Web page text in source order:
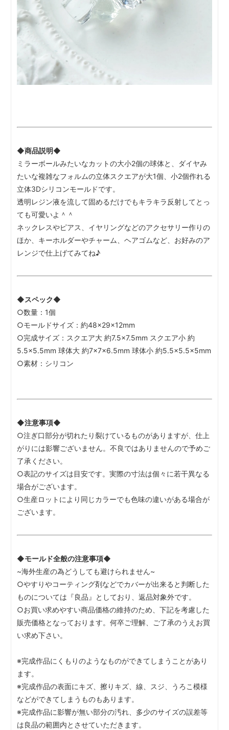
◆商品説明◆
ミラーボールみたいなカットの大小2個の球体と、ダイヤみ
たいな複雑なフォルムの立体スクエアが大1個、小2個作れる
立体3Dシリコンモールドです。
透明レジン液を流して固めるだけでもキラキラ反射してとっ
ても可愛いよ＾＾
ネックレスやピアス、イヤリングなどのアクセサリー作りの
ほか、キーホルダーやチャーム、ヘアゴムなど、お好みのア
レンジで仕上げてみてね♪
◆スペック◆
○数量：1個
○モールドサイズ：約48×29×12mm
○完成サイズ：スクエア大 約7.5×7.5mm スクエア小 約
5.5×5.5mm 球体大 約7×7×6.5mm 球体小 約5.5×5.5×5mm
○素材：シリコン
◆注意事項◆
○注ぎ口部分が切れたり裂けているものがありますが、仕上
がりには影響ございません。不良ではありませんので予めご
了承ください。
○表記のサイズは目安です。実際の寸法は個々に若干異なる
場合がございます。
○生産ロットにより同じカラーでも色味の違いがある場合が
ございます。
◆モールド全般の注意事項◆
~海外生産の為どうしても避けられません~
○やすりやコーティング剤などでカバーが出来ると判断した
ものについては『良品』としており、返品対象外です。
○お買い求めやすい商品価格の維持のため、下記を考慮した
販売価格となっております。何卒ご理解、ご了承のうえお買
い求め下さい。
※完成作品にくもりのようなものができてしまうことがあり
ます。
※完成作品の表面にキズ、擦りキズ、線、スジ、うろこ模様
などができてしまうものもあります。
※完成作品に影響が無い部分の汚れ、多少のサイズの誤差等
は良品の範囲内とさせていただきます。